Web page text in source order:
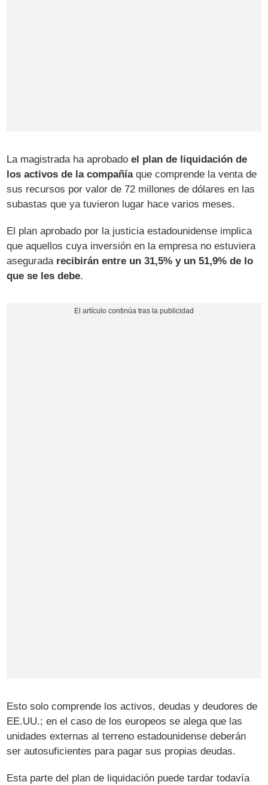
La magistrada ha aprobadoel plan de liquidación de
los activos de la compañíaque comprende la venta de
sus recursos por valor de 72 millones de dólares en las
subastas que ya tuvieron lugar hace varios meses.
El plan aprobado por la justicia estadounidense implica
que aquellos cuya inversión en la empresa no estuviera
asegurada recibirán entre un 31,5% y un 51,9% de lo
que se les debe.
Esto solo comprende los activos, deudas y deudores de
EE.UU.; en el caso de los europeos se alega que las
unidades externas al terreno estadounidense deberán
ser autosuficientes para pagar sus propias deudas.
Esta parte del plan de liquidación puede tardar todavía